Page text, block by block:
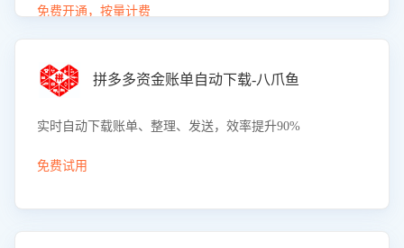
购买意向，深度洞察决策动因。同时全面评估客服团队政策
度、客服转化能力及销售业绩。
免费开通，按量计费
拼多多资金账单自动下载-八爪鱼
实时自动下载账单、整理、发送，效率提升90%
免费试用